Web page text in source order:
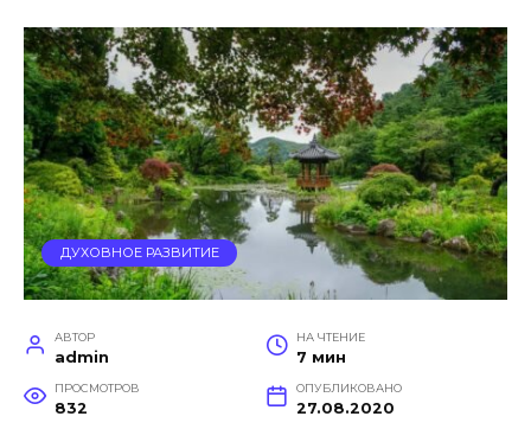
ДУХОВНОЕ РАЗВИТИЕ
АВТОР
admin
НА ЧТЕНИЕ
7 мин
ПРОСМОТРОВ
832
ОПУБЛИКОВАНО
27.08.2020